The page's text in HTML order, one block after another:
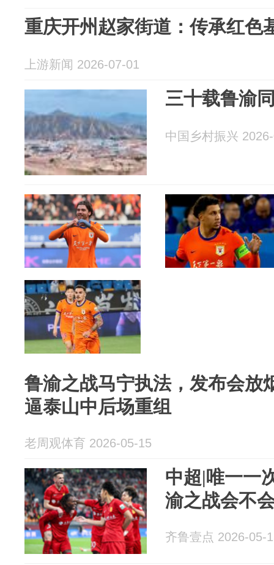
重庆开州赵家街道：传承红色
上游新闻 2026-07-01
三十载鲁渝
中国乡村振兴
鲁渝之战马宁执法，发布会放
逼泰山中后场重组
老周观体育 2026-05-15
中超|唯一一
渝之战会不
齐鲁壹点 2026-05-